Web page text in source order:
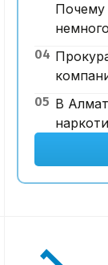
Почему
04
05 В